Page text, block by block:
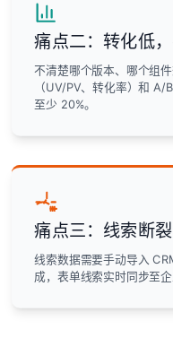
痛点二：转化低
不清楚哪个版本、哪个组
（UV/PV、转化率）和
至少 20%。
痛点三：线索断
线索数据需要手动导入
成，表单线索实时同步至